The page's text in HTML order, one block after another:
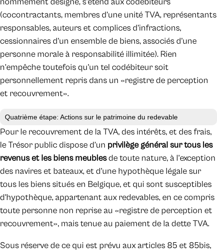
(cocontractants, membres d’une unité TVA, représentants
responsables, auteurs et complices d’infractions,
cessionnaires d’un ensemble de biens, associés d’une
personne morale à responsabilité illimitée). Rien
n’empêche toutefois qu’un tel codébiteur soit
personnellement repris dans un «registre de perception
et recouvrement».
Quatrième étape: Actions sur le patrimoine du redevable
Pour le recouvrement de la TVA, des intérêts, et des frais,
le Trésor public dispose d’un privilège général sur tous les
revenus et les biens meublesde toute nature, à l’exception
des navires et bateaux, et d’une hypothèque légale sur
tous les biens situés en Belgique, et qui sont susceptibles
d’hypothèque, appartenant aux redevables, en ce compris
toute personne non reprise au «registre de perception et
recouvrement», mais tenue au paiement de la dette TVA.
Sous réserve de ce qui est prévu aux articles 85 et 85bis,